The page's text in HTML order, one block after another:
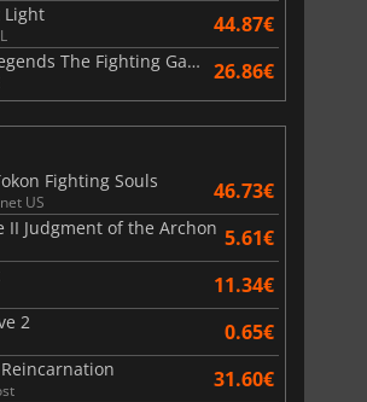
Light 44.87€
Avatar Legends The Fighting Game 26.86€
Fighting Souls
US 46.73€
II Judgment of the Archon 5.61€
11.34€
2 0.65€
31.60€